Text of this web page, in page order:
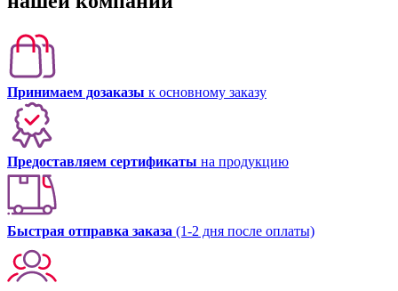
Принимаем дозаказы к основному заказу
Предоставляем сертификаты на продукцию
Быстрая отправка заказа (1-2 дня после оплаты)